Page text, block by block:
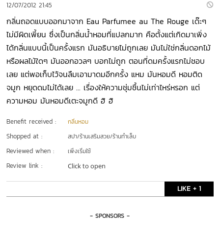
12/07/2012 21:45
กลิ่นถอดแบบออกมาจาก Eau Parfumee au The Rouge เด๊ะๆ
ไม่มีผิดเพี้ยน ซึ่งเป็นกลิ่นน้ำหอมที่แปลกมาก คือตั้งแต่เกิดมาเพิ่ง
ได้กลิ่นแบบนี้เป็นครั้งแรก มันอธิบายไม่ถูกเลย มันไม่ใช่กลิ่นดอกไม้
หรือผลไม้ใดๆ มันออกอวลๆ บอกไม่ถูก ตอนที่ดมครั้งแรกไม่ชอบ
เลย แต่พอเก็บไว้จนลืมเอามาดมอีกครั้ง แหม มันหอมดี หอมติด
จมูก หยุดดมไม่ได้เลย ... เรื่องให้ความชุ่มชื้นไม่เท่าไหร่หรอก แต่
ความหอม มันหอมดีเตะจมูกดี ฮิ ฮิ
Benefit received : กลิ่นหอม
Shopped at : สปา/ร้านเสริมสวย/ร้านทำเล็บ
Reviewed when : เพิ่งเริ่มใช้
Review link : Click to open
LIKE + 1
- SPONSORS -